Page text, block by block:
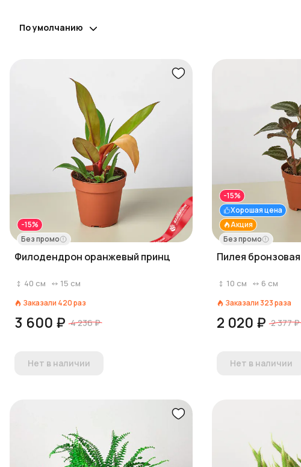
По умолчанию
-15%
Без промо
Филодендрон оранжевый принц
40 см 15 см
Заказали 420раз
3 600 ₽ 4 236 ₽
Нет в наличии
Акция
Хорошая цена
-15%
Без промо
Пилея бронзовая
10 см 6 см
Заказали 323раза
2 020 ₽ 2 377 ₽
Нет в наличии